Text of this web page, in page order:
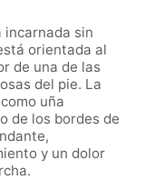
incarnada sin
orientada al
de una de las
del pie. La
uña
de los bordes de
y un dolor